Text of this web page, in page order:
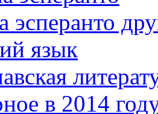
эсперанто
язык
в 2014